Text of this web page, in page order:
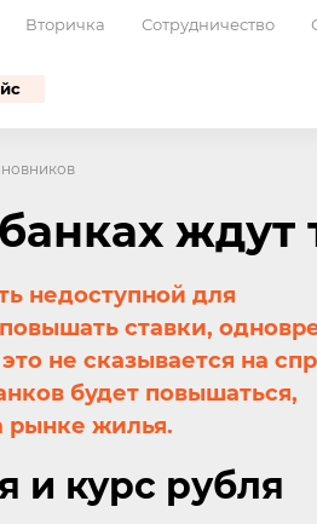
Вторичка Сотрудничество
недоступной для
ставки,
не сказывается на
будет повышаться,
рынке жилья.
и курс рубля